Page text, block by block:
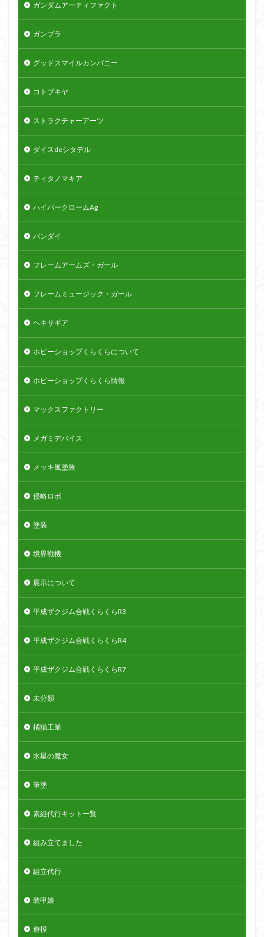
ガンダムアーティファクト
ガンプラ
グッドスマイルカンパニー
コトブキヤ
ストラクチャーアーツ
ダイスdeシタデル
ティタノマキア
ハイパークロームAg
バンダイ
フレームアームズ・ガール
フレームミュージック・ガール
ヘキサギア
ホビーショップくらくらについて
ホビーショップくらくら情報
マックスファクトリー
メガミデバイス
メッキ風塗装
侵略ロボ
塗装
境界戦機
展示について
平成ザクジム合戦くらくらR3
平成ザクジム合戦くらくらR4
平成ザクジム合戦くらくらR7
未分類
橘猫工業
水星の魔女
筆塗
素組代行キット一覧
組み立てました
組立代行
装甲娘
遊模